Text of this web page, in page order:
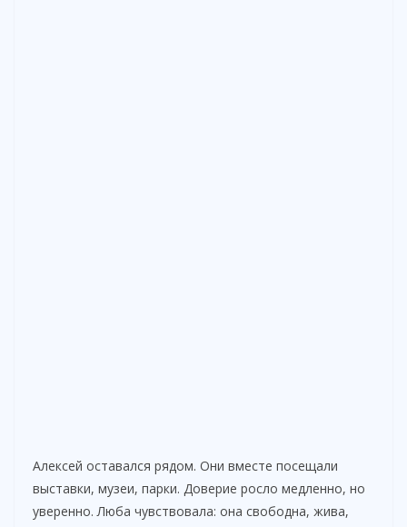
Алексей оставался рядом. Они вместе посещали
выставки, музеи, парки. Доверие росло медленно, но
уверенно. Люба чувствовала: она свободна, жива,